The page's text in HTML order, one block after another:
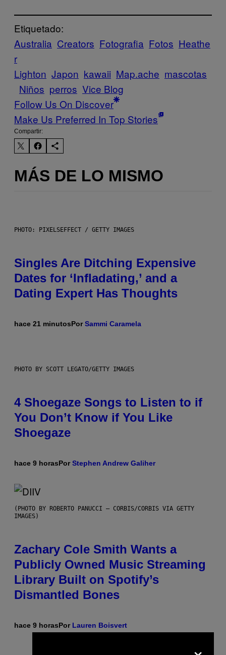
Etiquetado:
Australia Creators Fotografia Fotos Heathe
r
Lighton Japon kawaii Map.ache mascotas
Niños perros Vice Blog
Follow Us On Discover
Make Us Preferred In Top Stories
Compartir:
MÁS DE LO MISMO
PHOTO: PIXELSEFFECT / GETTY IMAGES
Singles Are Ditching Expensive
Dates for ‘Infladating,’ and a
Dating Expert Has Thoughts
hace 21 minutosPorSammi Caramela
PHOTO BY SCOTT LEGATO/GETTY IMAGES
4 Shoegaze Songs to Listen to if
You Don’t Know if You Like
Shoegaze
hace 9 horasPorStephen Andrew Galiher
(PHOTO BY ROBERTO PANUCCI – CORBIS/CORBIS VIA GETTY
IMAGES)
Zachary Cole Smith Wants a
Publicly Owned Music Streaming
Library Built on Spotify’s
Dismantled Bones
hace 9 horasPor Lauren Boisvert